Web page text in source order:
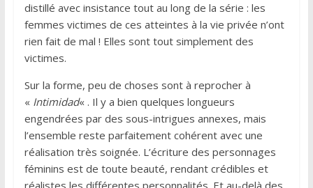
distillé avec insistance tout au long de la série : les
femmes victimes de ces atteintes à la vie privée n’ont
rien fait de mal ! Elles sont tout simplement des
victimes.
Sur la forme, peu de choses sont à reprocher à
« Intimidad« . Il y a bien quelques longueurs
engendrées par des sous-intrigues annexes, mais
l’ensemble reste parfaitement cohérent avec une
réalisation très soignée. L’écriture des personnages
féminins est de toute beauté, rendant crédibles et
réalistes les différentes personnalités. Et au-delà des